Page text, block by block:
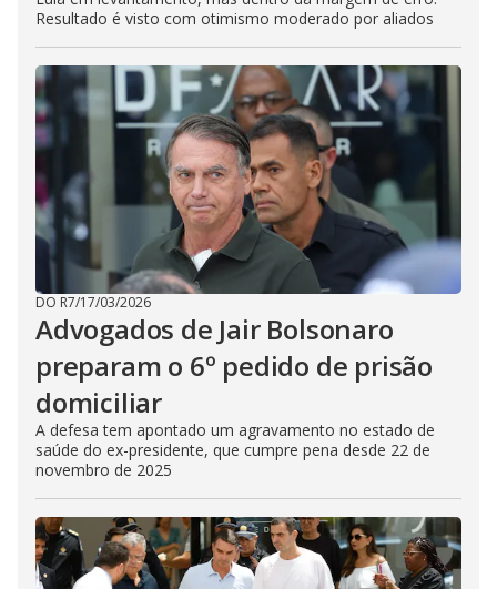
Resultado é visto com otimismo moderado por aliados
DO R7/17/03/2026
Advogados de Jair Bolsonaro
preparam o 6º pedido de prisão
domiciliar
A defesa tem apontado um agravamento no estado de
saúde do ex-presidente, que cumpre pena desde 22 de
novembro de 2025